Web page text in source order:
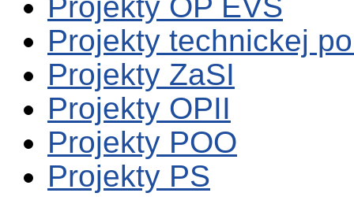
Projekty technickej
Projekty ZaSI
Projekty OPII
Projekty POO
Projekty PS